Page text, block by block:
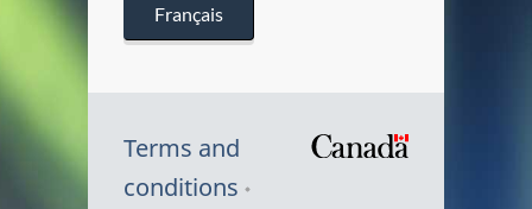
Français
Terms and
conditions